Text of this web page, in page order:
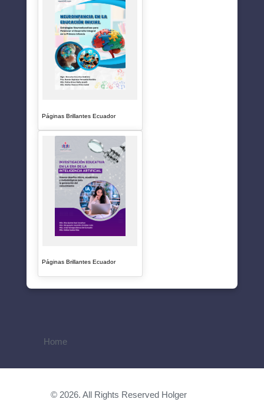
Páginas Brillantes Ecuador
Páginas Brillantes Ecuador
Home
© 2026. All Rights Reserved Holger